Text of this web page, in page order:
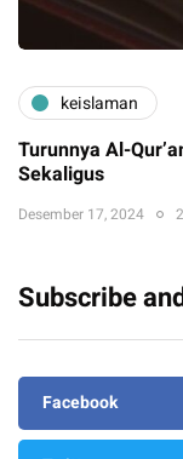
keislaman
Turunnya Al-
Sekaligus
Desember 17, 2024
Subscribe
Facebook